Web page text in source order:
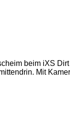
beim iXS
Mit